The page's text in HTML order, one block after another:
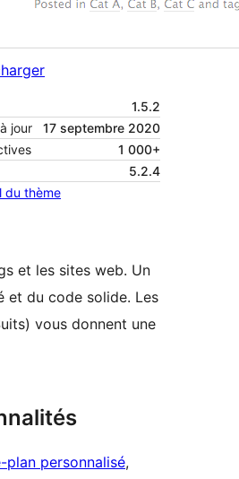
1.5.2
jour
17 septembre 2020
1 000+
5.2.4
du thème
et les sites web. Un
et du code solide. Les
vous donnent une
plan personnalisé